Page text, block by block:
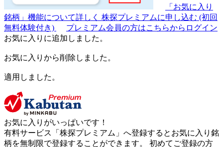
「お気に入り
銘柄」機能について詳しく 株探プレミアムに申し込む (初回
無料体験付き)
プレミアム会員の方はこちらからログイン
お気に入りに追加しました。
お気に入りから削除しました。
適用しました。
お気に入りがいっぱいです！
有料サービス「株探プレミアム」へ登録するとお気に入り銘
柄を無制限で登録することができます。 初めてご登録の方